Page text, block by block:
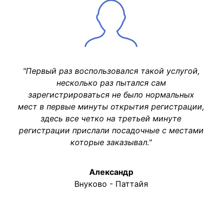
"Первый раз воспользовался такой услугой,
несколько раз пытался сам
зарегистрироваться не было нормальных
мест в первые минуты открытия регистрации,
здесь все четко на третьей минуте
регистрации прислали посадочные с местами
которые заказывал."
Александр
Внуково - Паттайя